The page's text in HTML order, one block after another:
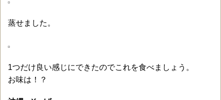
蒸せました。
1つだけ良い感じにできたのでこれを食べましょう。
お味は！？